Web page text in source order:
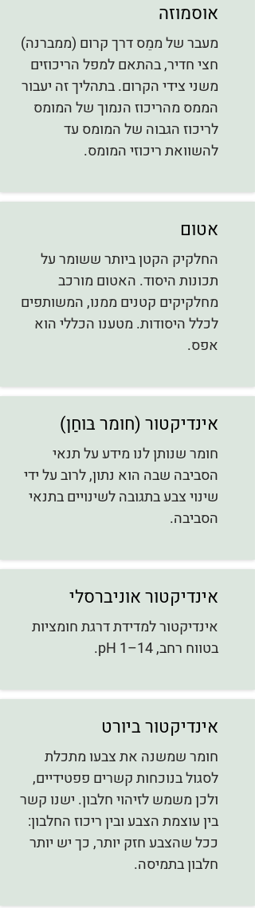
אוסמוזה
מעבר של ממֵס דרך קרום (ממברנה)
חצי חדיר, בהתאם למפל הריכוזים
משני צידי הקרום. בתהליך זה יעבור
הממס מהריכוז הנמוך של המומס
לריכוז הגבוה של המומס עד
להשוואת ריכוזי המומס.
אטום
החלקיק הקטן ביותר ששומר על
תכונות היסוד. האטום מורכב
מחלקיקים קטנים ממנו, המשותפים
לכלל היסודות. מטענו הכללי הוא
אפס.
אינדיקטור (חומר בּוחַן)
חומר שנותן לנו מידע על תנאי
הסביבה שבה הוא נתון, לרוב על ידי
שינוי צבע בתגובה לשינויים בתנאי
הסביבה.
אינדיקטור אוניברסלי
אינדיקטור למדידת דרגת חומציות
בטווח רחב, 14–1 pH.
אינדיקטור ביורט
חומר שמשנה את צבעו מתכלת
לסגול בנוכחות קשרים פפטידיים,
ולכן משמש לזיהוי חלבון. ישנו קשר
בין עוצמת הצבע ובין ריכוז החלבון:
ככל שהצבע חזק יותר, כך יש יותר
חלבון בתמיסה.